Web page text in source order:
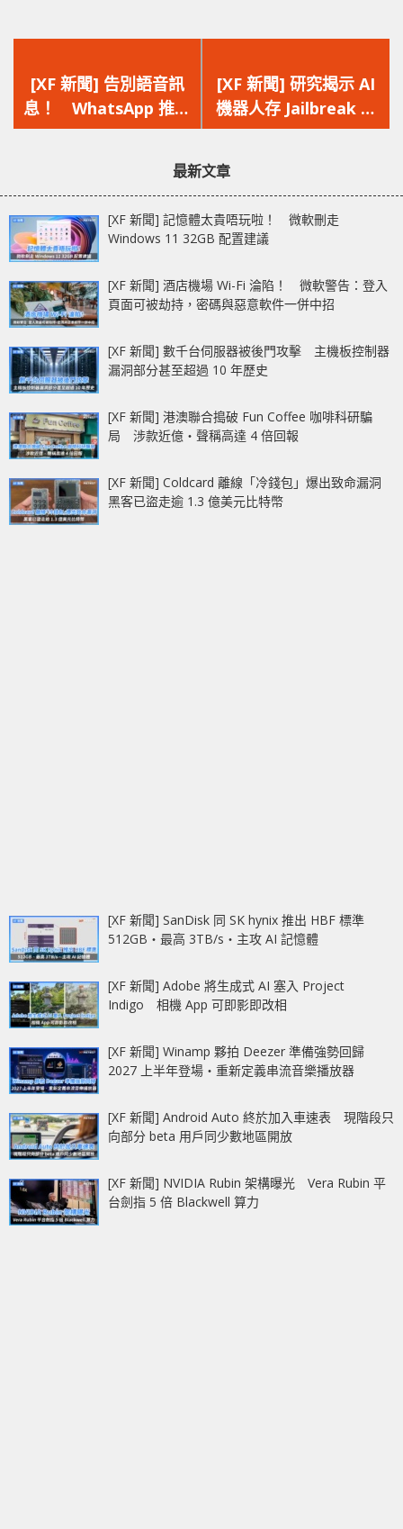
一
篇
文
[XF 新聞] 告別語音訊
息！ WhatsApp 推出
語音訊息轉錄功能
一
篇
文
[XF 新聞] 研究揭示 AI
機器人存 Jailbreak 風
險 可成為致命武器執
最新文章
[XF 新聞] 記憶體太貴唔玩啦！ 微軟刪走
Windows 11 32GB 配置建議
[XF 新聞] 酒店機場 Wi-Fi 淪陷！ 微軟警告：登入
頁面可被劫持，密碼與惡意軟件一併中招
[XF 新聞] 數千台伺服器被後門攻擊 主機板控制器
漏洞部分甚至超過 10 年歷史
[XF 新聞] 港澳聯合搗破 Fun Coffee 咖啡科研騙
局 涉款近億‧聲稱高達 4 倍回報
[XF 新聞] Coldcard 離線「冷錢包」爆出致命漏洞
黑客已盜走逾 1.3 億美元比特幣
[XF 新聞] SanDisk 同 SK hynix 推出 HBF 標準
512GB‧最高 3TB/s‧主攻 AI 記憶體
[XF 新聞] Adobe 將生成式 AI 塞入 Project
Indigo 相機 App 可即影即改相
[XF 新聞] Winamp 夥拍 Deezer 準備強勢回歸
2027 上半年登場‧重新定義串流音樂播放器
[XF 新聞] Android Auto 終於加入車速表 現階段只
向部分 beta 用戶同少數地區開放
[XF 新聞] NVIDIA Rubin 架構曝光 Vera Rubin 平
台劍指 5 倍 Blackwell 算力